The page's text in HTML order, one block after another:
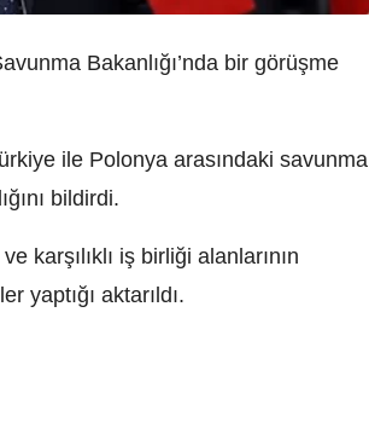
Bakanlığı’nda bir görüşme
ile Polonya arasındaki savunma
bildirdi.
karşılıklı iş birliği alanlarının
yaptığı aktarıldı.